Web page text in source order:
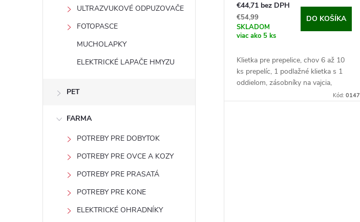
ULTRAZVUKOVÉ ODPUZOVAČE
FOTOPASCE
MUCHOLAPKY
ELEKTRICKÉ LAPAČE HMYZU
PET
FARMA
POTREBY PRE DOBYTOK
POTREBY PRE OVCE A KOZY
POTREBY PRE PRASATÁ
POTREBY PRE KONE
ELEKTRICKÉ OHRADNÍKY
t
t
€44,71 bez DPH
€54,99
SKLADOM
viac ako 5 ks
DO KOŠÍKA
Klietka pre prepelice, chov 6 až 10
ks prepelíc, ​​1 podlažné klietka s 1
oddielom, zásobníky na vajcia,
Kód:0147